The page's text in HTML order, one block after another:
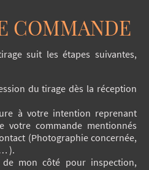
COMMANDE
suit les étapes suivantes,
du tirage dès la réception
à votre intention reprenant
votre commande mentionnés
(Photographie concernée,
).
mon côté pour inspection,